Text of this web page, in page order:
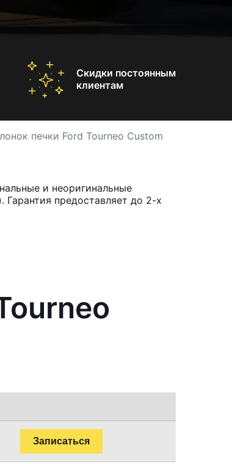
Скидки постоянным
клиентам
печки Ford Tourneo Custom
и неоригинальные
предоставляет до 2-х
Записаться